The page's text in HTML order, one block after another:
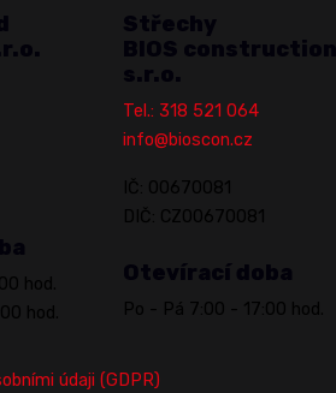
hod.
hod.
Střechy
BIOS construction
s.r.o.
Tel.: 318 521 064
info@bioscon.cz
IČ: 00670081
DIČ: CZ00670081
Otevírací doba
Po - Pá 7:00 - 17:00 hod.
údaji (GDPR)